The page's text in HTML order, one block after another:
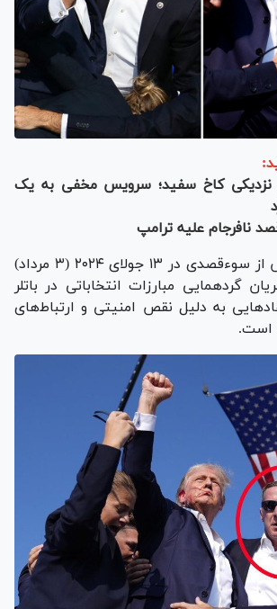
نزدیکی کاخ سفید؛ سرویس مخفی به یک
نافرجام علیه ترامپ
سرویس مخفی پس از سوءقصدی در ۱۳ جولای ۲۰۲۴ (۳ مرداد)
گردهمایی مبارزات انتخاباتی در باتلر
به دلیل نقص امنیتی و ارتباط‌های
است.